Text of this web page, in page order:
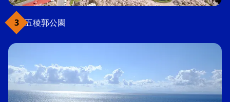
五稜郭公園